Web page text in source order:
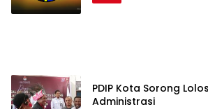
PDIP Kota Sorong
Administrasi